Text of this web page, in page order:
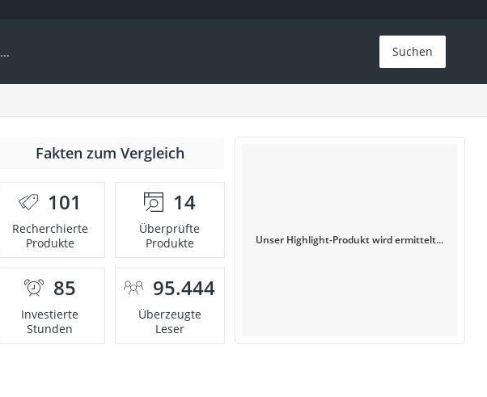
Suchen
Fakten zum Vergleich
101
Recherchierte
Produkte
14
Überprüfte
Produkte
85
Investierte
Stunden
95.444
Überzeugte
Leser
Unser Highlight-Produkt wird ermittelt...